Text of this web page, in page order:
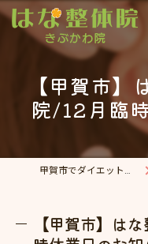
【甲賀市
院/12月臨
甲賀市でダイエット・整体院ならはな整体院
【甲賀市】は